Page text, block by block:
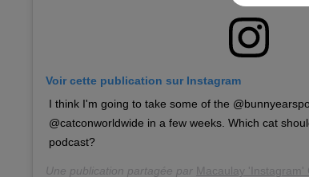
Voir cette publication sur Instagram
I think I'm going to take some of the
@catconworldwide in a few weeks. Which cat
podcast?
Une publication partagée par Macaulay 'Instagram'